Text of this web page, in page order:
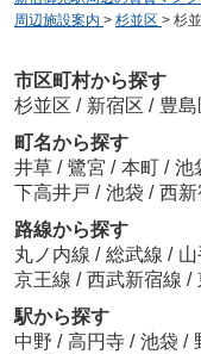
周辺施設案内 > 杉並区 > 杉
市区町村から探す
杉並区 / 新宿区 / 豊島
町名から探す
井草 / 鷺宮 / 本町 / 池
下高井戸 / 池袋 / 西新
路線から探す
丸ノ内線 / 総武線 /
京王線 / 西武新宿線 /
駅から探す
中野 / 高円寺 / 池袋 /